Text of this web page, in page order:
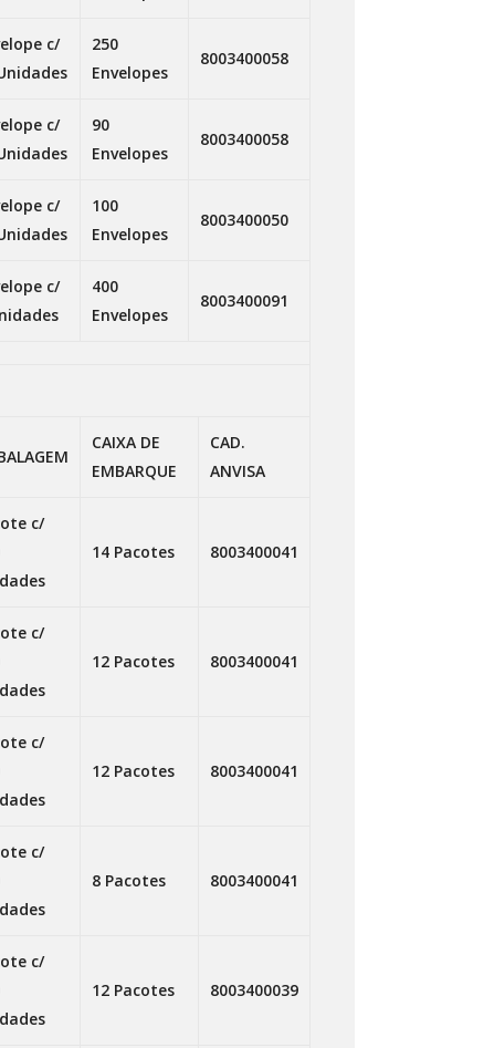
c/
250
Envelopes
8003400058
c/
90
Envelopes
8003400058
c/
100
Envelopes
8003400050
c/
400
Envelopes
8003400091
CAIXA DE
EMBARQUE
CAD.
ANVISA
c/
14 Pacotes 8003400041
c/
12 Pacotes 8003400041
c/
12 Pacotes 8003400041
c/
8 Pacotes 8003400041
c/
12 Pacotes 8003400039